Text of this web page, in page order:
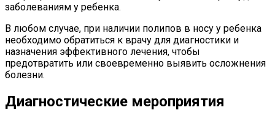
заболеваниям у ребенка.
В любом случае, при наличии полипов в носу у ребенка
необходимо обратиться к врачу для диагностики и
назначения эффективного лечения, чтобы
предотвратить или своевременно выявить осложнения
болезни.
Диагностические мероприятия